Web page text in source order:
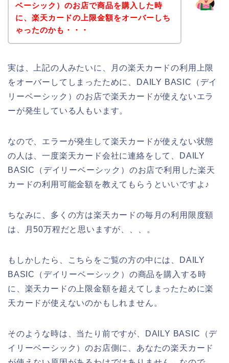
ベーシック）のお店で商品を購入した時
に、楽天カードの上限金額をオーバーしち
ゃったのかも・・・
実は、上記の人みたいに、月の楽天カードの利用上限
をオーバーしてしまったために、DAILY BASIC（デイ
リーベーシック）のお店で楽天カードが使えないエラ
ーが発生している人もいます。
なので、エラーが発生して楽天カードが使えない状態
の人は、一度楽天カード会社に連絡をして、DAILY
BASIC（デイリーベーシック）のお店で利用した楽天
カードの利用可能金額を教えてもらうといいですよ♪
ちなみに、多くの方は楽天カードの毎月の利用限度額
は、月50万程だと思いますが、、、。
もしかしたら、こちらをご覧の方の中には、DAILY
BASIC（デイリーベーシック）の商品を購入する時
に、楽天カードの上限金額を超えてしまったために楽
天カードが使えないのかもしれません。
そのような時は、当たり前ですが、DAILY BASIC（デ
イリーベーシック）のお店側に、あなたの楽天カード